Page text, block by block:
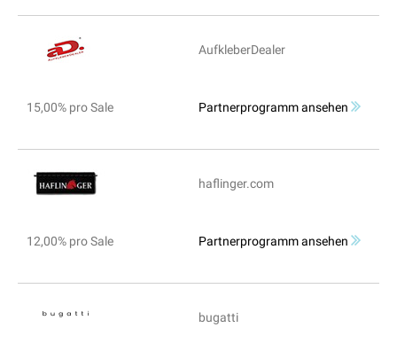
AufkleberDealer
15,00% pro Sale Partnerprogramm ansehen
haflinger.com
12,00% pro Sale Partnerprogramm ansehen
bugatti